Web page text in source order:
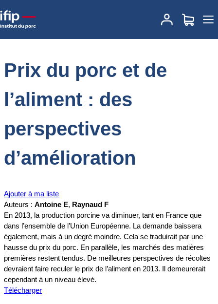
Accueil
Prix du porc et de l’aliment : des
perspectives d’amélioration
Prix du porc et de
l’aliment : des
perspectives
d’amélioration
Ajouter à ma liste
Auteurs : Antoine E, Raynaud F
En 2013, la production porcine va diminuer, tant en France que
dans l’ensemble de l’Union Européenne. La demande baissera
également, mais à un degré moindre. Cela se traduirait par une
hausse du prix du porc. En parallèle, les marchés des matières
premières restent tendus. De meilleures perspectives de récoltes
devraient faire reculer le prix de l’aliment en 2013. Il demeurerait
cependant à un niveau élevé.
Télécharger